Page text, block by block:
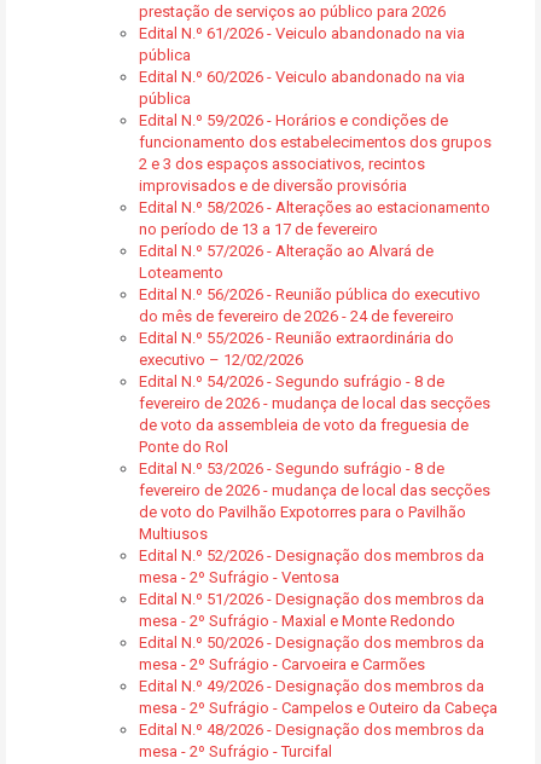
prestação de serviços ao público para 2026
Edital N.º 61/2026 - Veiculo abandonado na via
pública
Edital N.º 60/2026 - Veiculo abandonado na via
pública
Edital N.º 59/2026 - Horários e condições de
funcionamento dos estabelecimentos dos grupos
2 e 3 dos espaços associativos, recintos
improvisados e de diversão provisória
Edital N.º 58/2026 - Alterações ao estacionamento
no período de 13 a 17 de fevereiro
Edital N.º 57/2026 - Alteração ao Alvará de
Loteamento
Edital N.º 56/2026 - Reunião pública do executivo
do mês de fevereiro de 2026 - 24 de fevereiro
Edital N.º 55/2026 - Reunião extraordinária do
executivo – 12/02/2026
Edital N.º 54/2026 - Segundo sufrágio - 8 de
fevereiro de 2026 - mudança de local das secções
de voto da assembleia de voto da freguesia de
Ponte do Rol
Edital N.º 53/2026 - Segundo sufrágio - 8 de
fevereiro de 2026 - mudança de local das secções
de voto do Pavilhão Expotorres para o Pavilhão
Multiusos
Edital N.º 52/2026 - Designação dos membros da
mesa - 2º Sufrágio - Ventosa
Edital N.º 51/2026 - Designação dos membros da
mesa - 2º Sufrágio - Maxial e Monte Redondo
Edital N.º 50/2026 - Designação dos membros da
mesa - 2º Sufrágio - Carvoeira e Carmões
Edital N.º 49/2026 - Designação dos membros da
mesa - 2º Sufrágio - Campelos e Outeiro da Cabeça
Edital N.º 48/2026 - Designação dos membros da
mesa - 2º Sufrágio - Turcifal